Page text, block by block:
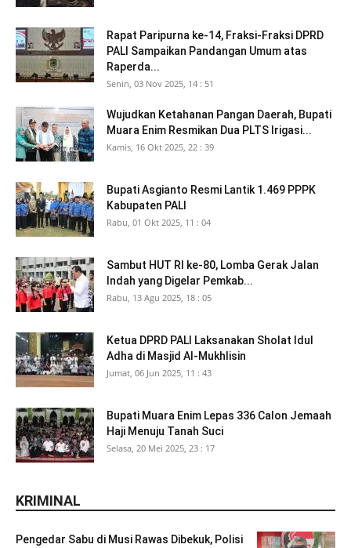
Rapat Paripurna ke-14, Fraksi-Fraksi DPRD
PALI Sampaikan Pandangan Umum atas
Raperda...
Senin, 03 Nov 2025, 14 : 51
Wujudkan Ketahanan Pangan Daerah, Bupati
Muara Enim Resmikan Dua PLTS Irigasi...
Kamis, 16 Okt 2025, 22 : 39
Bupati Asgianto Resmi Lantik 1.469 PPPK
Kabupaten PALI
Rabu, 01 Okt 2025, 11 : 04
Sambut HUT RI ke-80, Lomba Gerak Jalan
Indah yang Digelar Pemkab...
Rabu, 13 Agu 2025, 18 : 05
Ketua DPRD PALI Laksanakan Sholat Idul
Adha di Masjid Al-Mukhlisin
Jumat, 06 Jun 2025, 11 : 43
Bupati Muara Enim Lepas 336 Calon Jemaah
Haji Menuju Tanah Suci
Selasa, 20 Mei 2025, 23 : 17
KRIMINAL
Pengedar Sabu di Musi Rawas Dibekuk, Polisi